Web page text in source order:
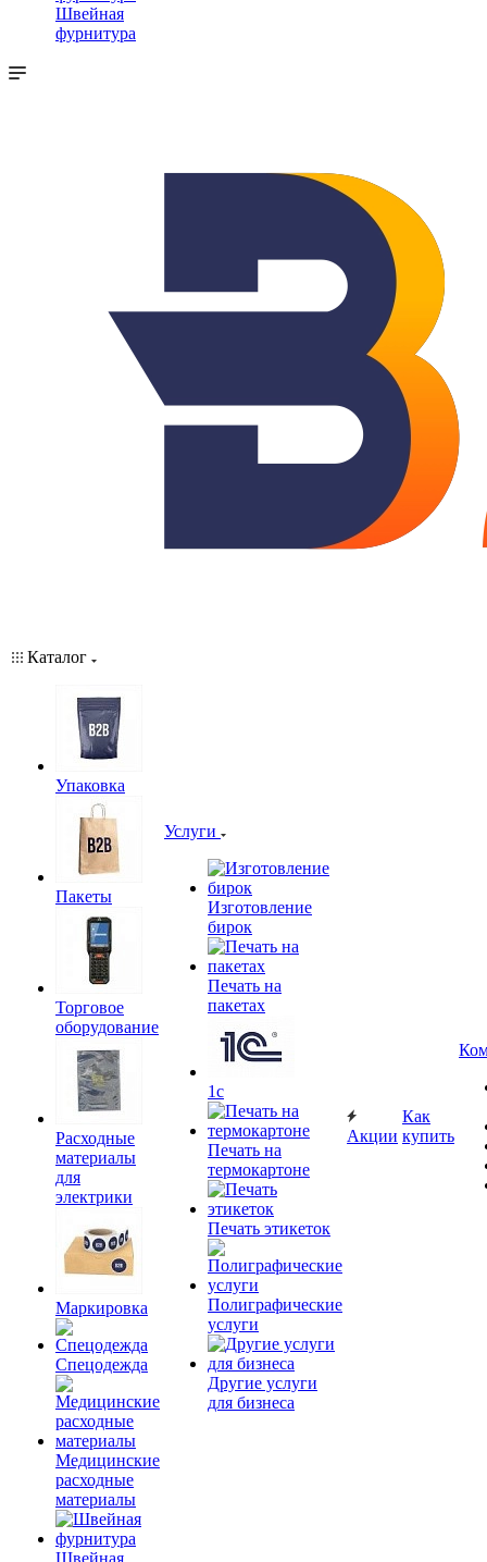
Швейная
фурнитура
Каталог
Упаковка
Пакеты
Торговое
оборудование
Расходные
материалы
для
электрики
Маркировка
Спецодежда
Медицинские
расходные
материалы
Швейная
Услуги
Изготовление
бирок
Печать на
пакетах
1c
Печать на
термокартоне
Печать этикеток
Полиграфические
услуги
Другие услуги
для бизнеса
Акции
Как
купить